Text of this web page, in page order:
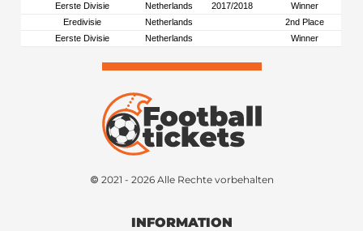
Eerste Divisie
Netherlands 2017/2018
Winner
Eredivisie
Netherlands
2nd Place
Eerste Divisie
Netherlands Winner
© 2021 - 2026 Alle Rechte vorbehalten
INFORMATION